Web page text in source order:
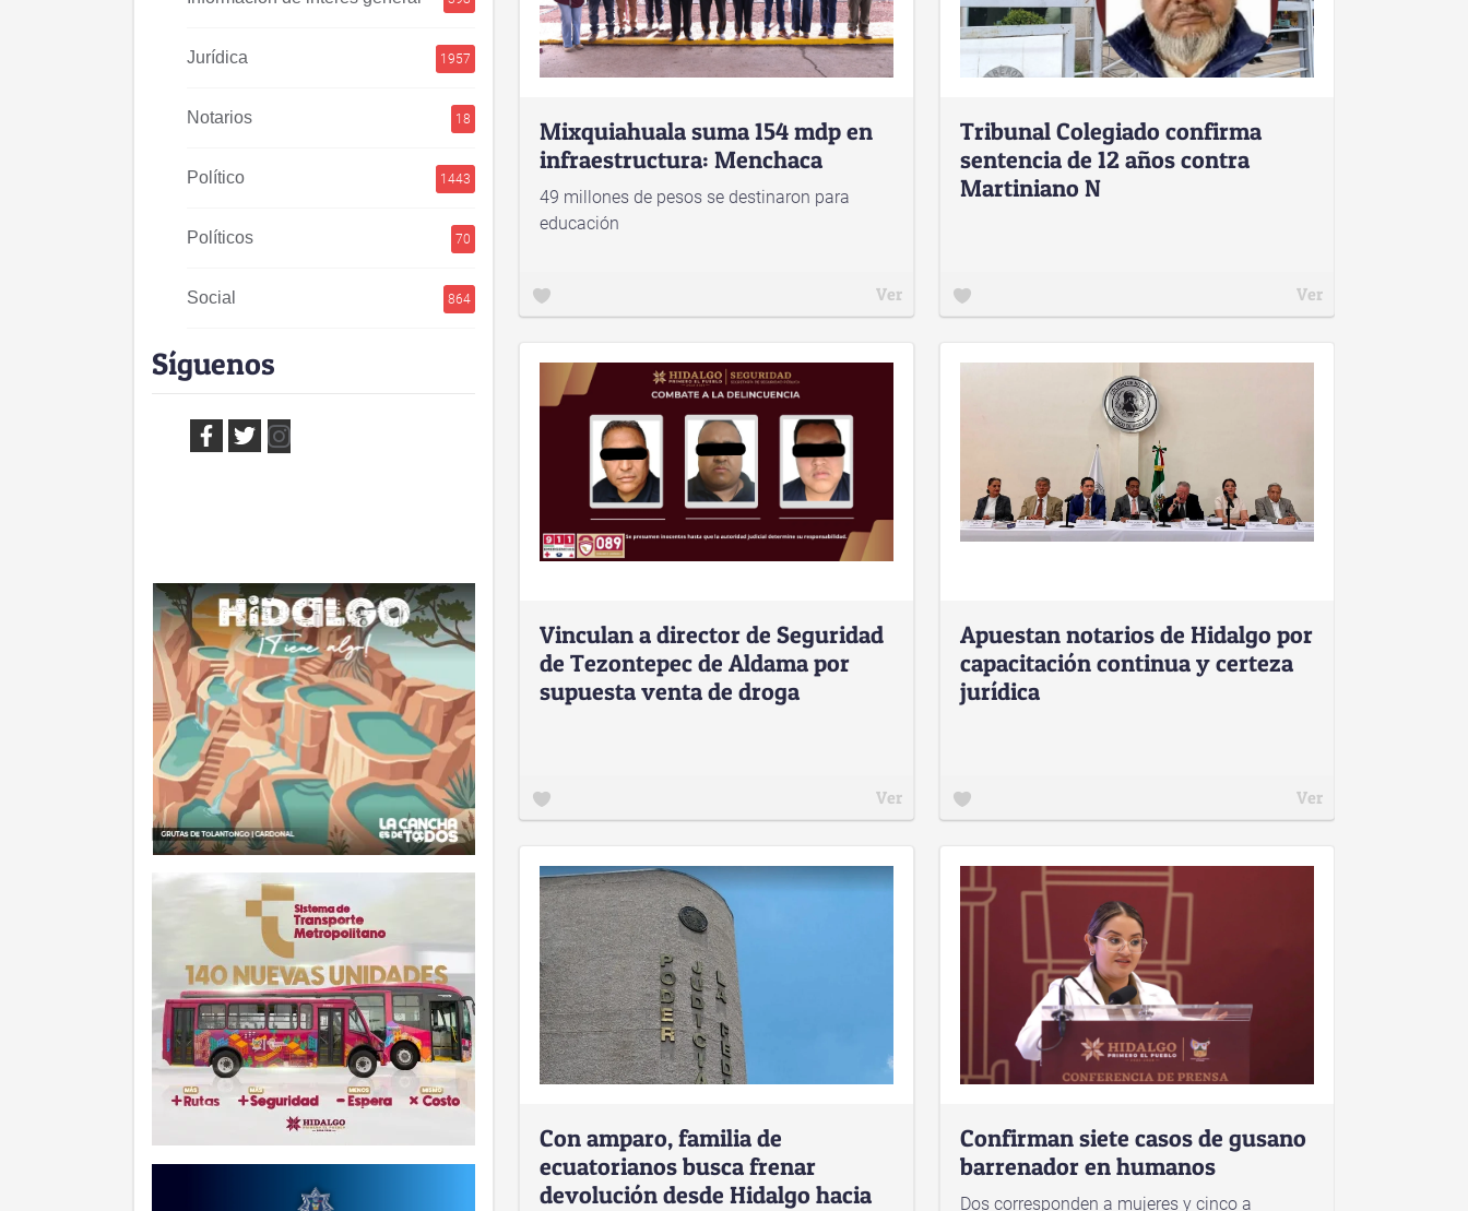
Jurídica 1957
Notarios 18
Político 1443
Políticos 70
Social 864
Síguenos
Mixquiahuala suma 154 mdp en
infraestructura: Menchaca
49 millones de pesos se destinaron para
educación
Ver
Tribunal Colegiado confirma
sentencia de 12 años contra
Martiniano N
Ver
Vinculan a director de Seguridad
de Tezontepec de Aldama por
supuesta venta de droga
Ver
Apuestan notarios de Hidalgo por
capacitación continua y certeza
jurídica
Ver
Con amparo, familia de
ecuatorianos busca frenar
devolución desde Hidalgo hacia
Confirman siete casos de gusano
barrenador en humanos
Dos corresponden a mujeres y cinco a